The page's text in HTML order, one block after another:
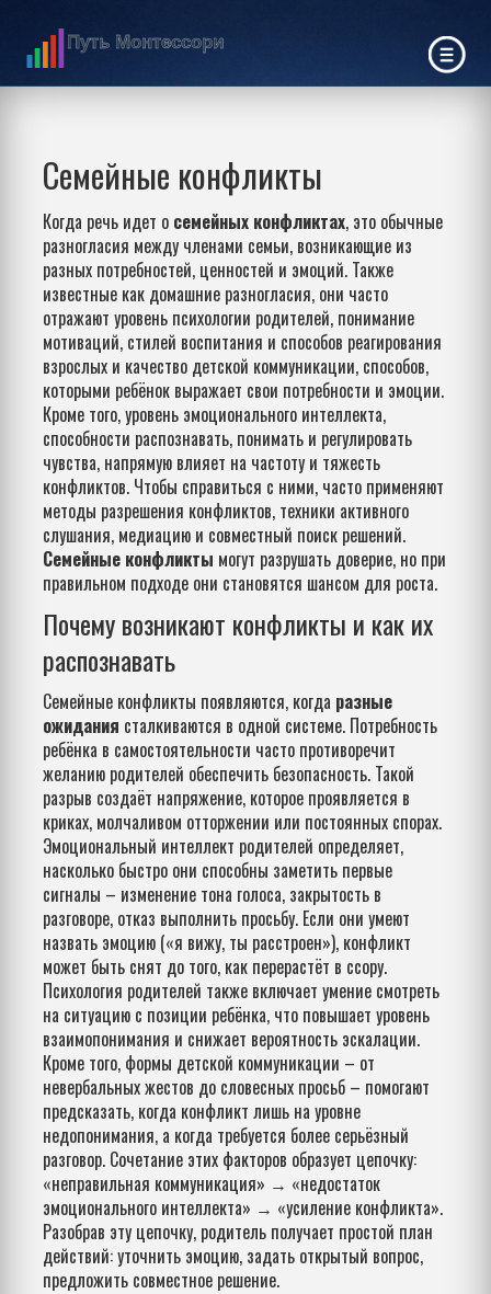
Семейные конфликты
Когда речь идет о семейных конфликтах, это обычные
разногласия между членами семьи, возникающие из
разных потребностей, ценностей и эмоций. Также
известные как домашние разногласия, они часто
отражают уровень психологии родителей, понимание
мотиваций, стилей воспитания и способов реагирования
взрослых и качество детской коммуникации, способов,
которыми ребёнок выражает свои потребности и эмоции.
Кроме того, уровень эмоционального интеллекта,
способности распознавать, понимать и регулировать
чувства, напрямую влияет на частоту и тяжесть
конфликтов. Чтобы справиться с ними, часто применяют
методы разрешения конфликтов, техники активного
слушания, медиацию и совместный поиск решений.
Семейные конфликты могут разрушать доверие, но при
правильном подходе они становятся шансом для роста.
Почему возникают конфликты и как их
распознавать
Семейные конфликты появляются, когда разные
ожидания сталкиваются в одной системе. Потребность
ребёнка в самостоятельности часто противоречит
желанию родителей обеспечить безопасность. Такой
разрыв создаёт напряжение, которое проявляется в
криках, молчаливом отторжении или постоянных спорах.
Эмоциональный интеллект родителей определяет,
насколько быстро они способны заметить первые
сигналы – изменение тона голоса, закрытость в
разговоре, отказ выполнить просьбу. Если они умеют
назвать эмоцию («я вижу, ты расстроен»), конфликт
может быть снят до того, как перерастёт в ссору.
Психология родителей также включает умение смотреть
на ситуацию с позиции ребёнка, что повышает уровень
взаимопонимания и снижает вероятность эскалации.
Кроме того, формы детской коммуникации – от
невербальных жестов до словесных просьб – помогают
предсказать, когда конфликт лишь на уровне
недопонимания, а когда требуется более серьёзный
разговор. Сочетание этих факторов образует цепочку:
«неправильная коммуникация» → «недостаток
эмоционального интеллекта» → «усиление конфликта».
Разобрав эту цепочку, родитель получает простой план
действий: уточнить эмоцию, задать открытый вопрос,
предложить совместное решение.